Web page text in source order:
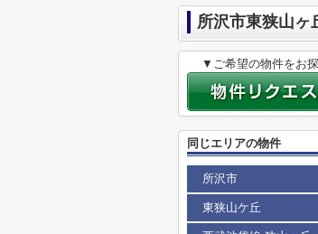
所沢市東狭山
▼ご希望の物件をお
同じエリアの物件
所沢市
東狭山ケ丘